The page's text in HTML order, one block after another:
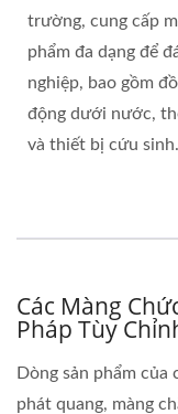
trường, cung cấp
phẩm đa dạng để
nghiệp, bao gồm
động dưới nước,
và thiết bị cứu sinh.
Các Màng
Pháp Tùy
Dòng sản phẩm của
phát quang, màng